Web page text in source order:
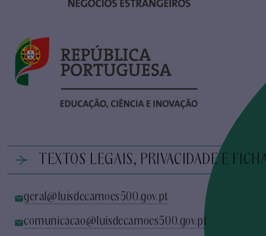
TEXTOS LEGAIS, PRIVACIDADE E
geral@luisdecamoes500.gov.pt
comunicacao@luisdecamoes500.gov.pt